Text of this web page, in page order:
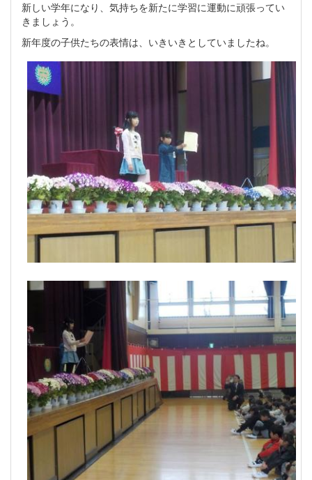
新しい学年になり、気持ちを新たに学習に運動に頑張ってい
きましょう。
新年度の子供たちの表情は、いきいきとしていましたね。